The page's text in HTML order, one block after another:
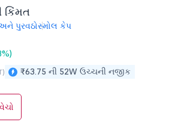
કિંમત
પુરવઠોસ્મોલ કેપ
₹63.75 ની 52W ઉચ્ચની નજીક